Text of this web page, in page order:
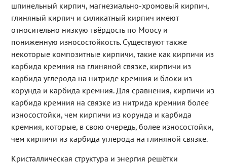
шпинельный кирпич, магнезиально-хромовый кирпич,
глиняный кирпич и силикатный кирпич имеют
относительно низкую твёрдость по Моосу и
пониженную износостойкость. Существуют также
некоторые композитные кирпичи, такие как кирпичи из
карбида кремния на глиняной связке, кирпичи из
карбида углерода на нитриде кремния и блоки из
корунда и карбида кремния. Для сравнения, кирпичи из
карбида кремния на связке из нитрида кремния более
износостойки, чем кирпичи из корунда и карбида
кремния, которые, в свою очередь, более износостойки,
чем кирпичи из карбида углерода на глиняной связке.
Кристаллическая структура и энергия решётки